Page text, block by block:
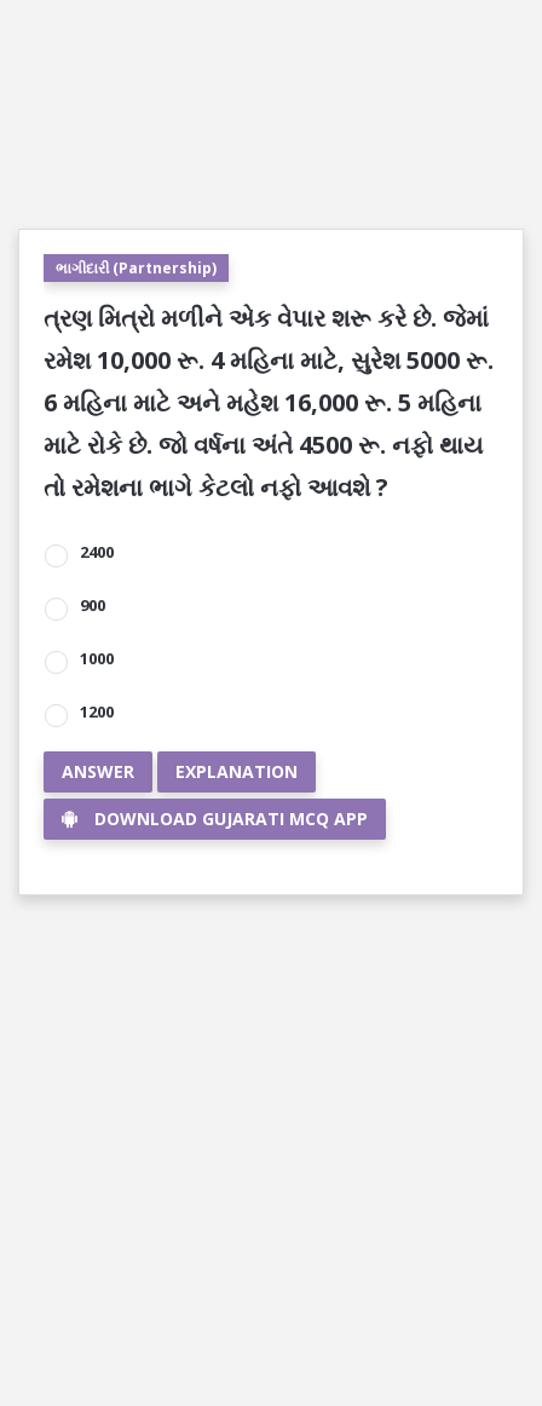
ભાગીદારી (Partnership)
ત્રણ મિત્રો મળીને એક વેપાર શરૂ કરે છે. જેમાં
રમેશ 10,000 રૂ. 4 મહિના માટે, સુરેશ 5000 રૂ.
6 મહિના માટે અને મહેશ 16,000 રૂ. 5 મહિના
માટે રોકે છે. જો વર્ષના અંતે 4500 રૂ. નફો થાય
તો રમેશના ભાગે કેટલો નફો આવશે ?
2400
900
1000
1200
ANSWER EXPLANATION
DOWNLOAD GUJARATI MCQ APP